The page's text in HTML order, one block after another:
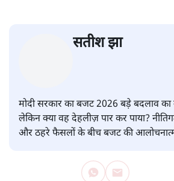
सतीश झा